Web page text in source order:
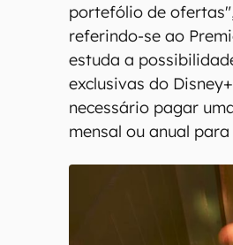
portefólio de
referindo-se ao
estuda a
exclusivas do
necessário pagar
mensal ou anual